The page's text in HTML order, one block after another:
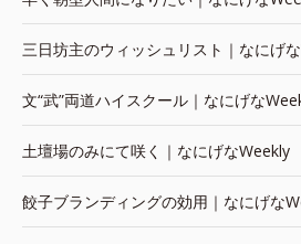
三日坊主のウィッシュリスト｜なにげ
文“武”両道ハイスクール｜なにげな
土壇場のみにて咲く｜なにげなWeekly
餃子ブランディングの効用｜なにげな